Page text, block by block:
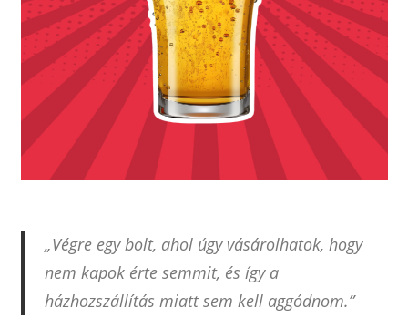
„Végre egy bolt, ahol úgy vásárolhatok, hogy
nem kapok érte semmit, és így a
házhozszállítás miatt sem kell aggódnom.”